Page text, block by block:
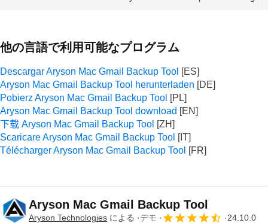
他の言語で利用可能なプログラム
Descargar Aryson Mac Gmail Backup Tool
Aryson Mac Gmail Backup Tool herunterladen
Pobierz Aryson Mac Gmail Backup Tool
Aryson Mac Gmail Backup Tool download
下载 Aryson Mac Gmail Backup Tool
Scaricare Aryson Mac Gmail Backup Tool
Télécharger Aryson Mac Gmail Backup Tool
Aryson Mac Gmail Backup Tool
Aryson Technologies による デモ 24.10.0